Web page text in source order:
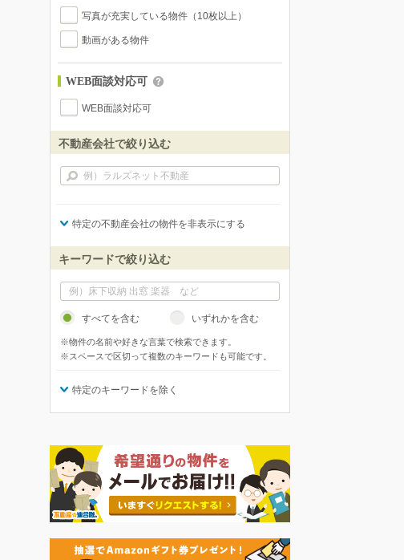
写真が充実している物件（10枚以上）
動画がある物件
WEB面談対応可
WEB面談対応可
不動産会社で絞り込む
特定の不動産会社の物件を非表示にする
キーワードで絞り込む
すべてを含む いずれかを含む
※物件の名前や好きな言葉で検索できます。
※スペースで区切って複数のキーワードも可能です。
特定のキーワードを除く